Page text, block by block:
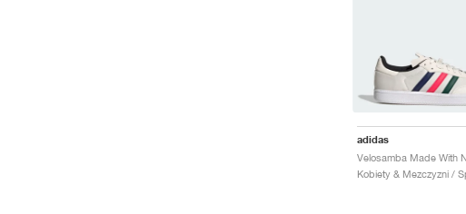
adidas